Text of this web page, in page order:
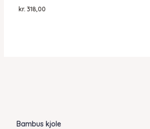
Bambus kjole
kr. 318,00